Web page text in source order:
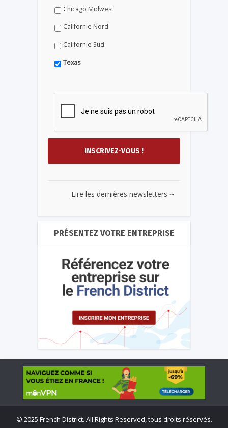
Chicago Midwest
Californie Nord
Californie Sud
Texas
Lire les dernières newsletters ...
PRÉSENTEZ VOTRE ENTREPRISE
© 2025 French District. All Rights Reserved, tous droits réservés.